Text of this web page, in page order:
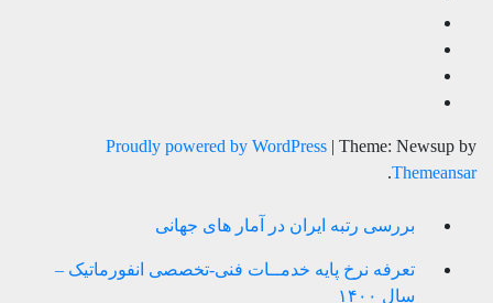
Proudly powered by WordPress | Theme: Newsup by
Themeansar
.
بررسی رتبه ایران در آمار های جهانی
تعرفه نرخ پایه خدمــات فنی-تخصصی انفورماتیک –
سال ۱۴۰۰